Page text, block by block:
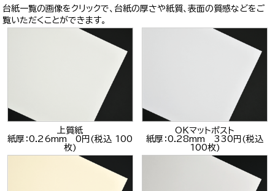
台紙一覧の画像をクリックで、台紙の厚さや紙質、表面の質感などをご
覧いただくことができます。
上質紙
紙厚：0.26mm 0円(税込 100
枚)
OKマットポスト
紙厚：0.28mm 330円(税込
100枚)